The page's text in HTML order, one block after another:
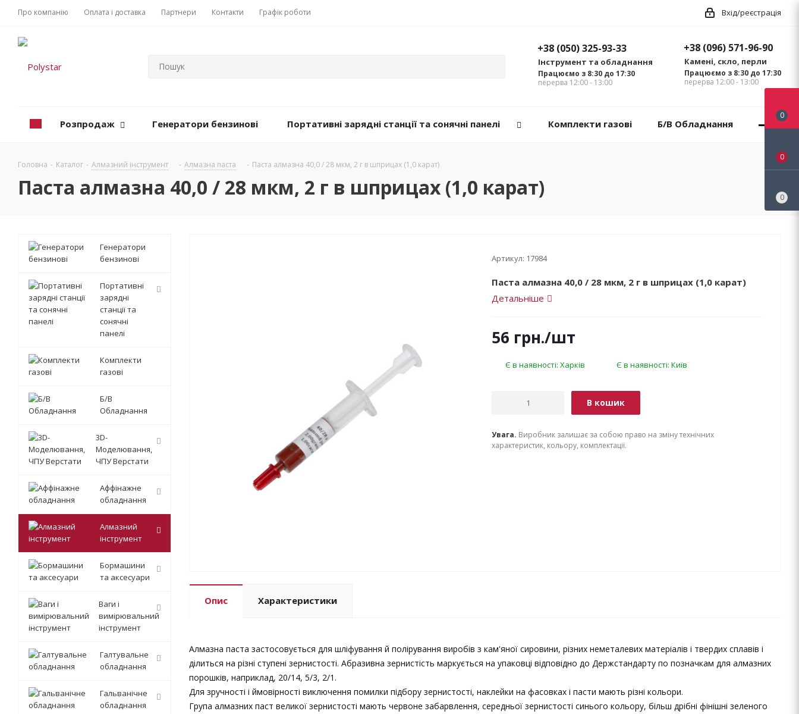
Про компанію Оплата і доставка Партнери Контакти Графік роботи Вхід/реєстрація
+38 (096) 571-96-90
Камені, скло, перли
Працюємо з 8:30 до 17:30
перерва 12:00 - 13:00
+38 (050) 325-93-33
Інструмент та обладнання
Працюємо з 8:30 до 17:30
перерва 12:00 - 13:00
Розпродаж Генератори бензинові Портативні зарядні станції та сонячні панелі Комплекти газові Б/В Обладнання
Головна - Каталог - Алмазний інструмент - Алмазна паста - Паста алмазна 40,0 / 28 мкм, 2 г в шприцах (1,0 карат)
Паста алмазна 40,0 / 28 мкм, 2 г в шприцах (1,0 карат)
Артикул: 17984
Паста алмазна 40,0 / 28 мкм, 2 г в шприцах (1,0 карат)
Детальніше
56 грн./шт
Є в наявності: Харків Є в наявності: Київ
В кошик
Увага. Виробник залишає за собою право на зміну технічних
характеристик, кольору, комплектації.
Опис Характеристики
Алмазна паста застосовується для шліфування й полірування виробів з кам'яної сировини, різних неметалевих матеріалів і твердих сплавів і
ділиться на різні ступені зернистості. Абразивна зернистість маркується на упаковці відповідно до Держстандарту по позначкам для алмазних
порошків, наприклад, 20/14, 5/3, 2/1.
Для зручності і ймовірності виключення помилки підбору зернистості, наклейки на фасовках і пасти мають різні кольори.
Група алмазних паст великої зернистості мають червоне забарвлення, середньої зернистості синього кольору, більш дрібні фінішні зеленого
Генератори
бензинові
Портативні
зарядні
станції та
сонячні
панелі
Комплекти
газові
Б/В
Обладнання
3D-
Моделювання,
ЧПУ Верстати
Аффінажне
обладнання
Алмазний
інструмент
Бормашини
та аксесуари
Ваги і
вимірювальний
інструмент
Галтувальне
обладнання
Гальванічне
обладнання
0
0
0